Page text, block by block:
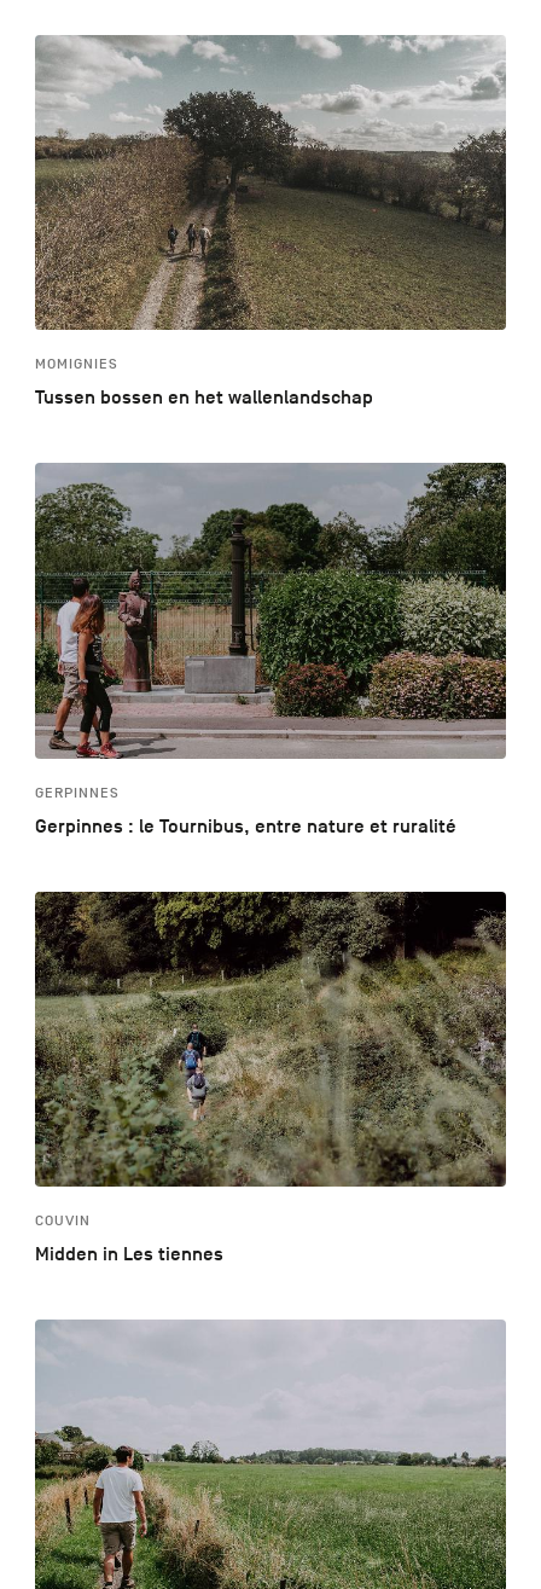
MOMIGNIES
Tussen bossen en het wallenlandschap
GERPINNES
Gerpinnes : le Tournibus, entre nature et ruralité
COUVIN
Midden in Les tiennes